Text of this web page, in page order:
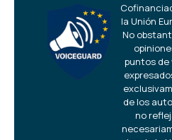
la Unión
No
puntos de
de los
no